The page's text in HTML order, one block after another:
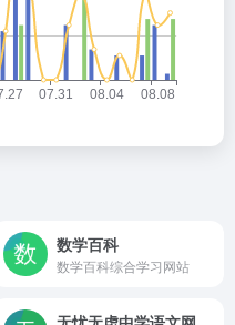
数学百科
数学百科综合学习网站